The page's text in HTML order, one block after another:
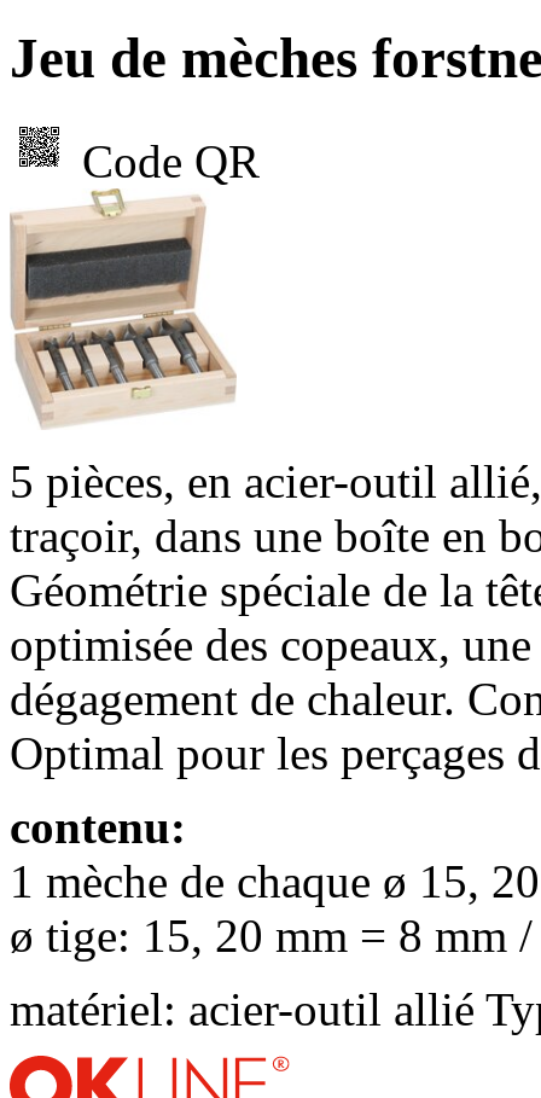
Jeu de mèches
Code QR
5 pièces, en acier-outil
traçoir, dans une boîte en
Géométrie spéciale de la
optimisée des copeaux,
dégagement de chaleur.
Optimal pour les perçages
contenu:
1 mèche de chaque ø 15,
ø tige: 15, 20 mm = 8 mm
matériel: acier-outil allié